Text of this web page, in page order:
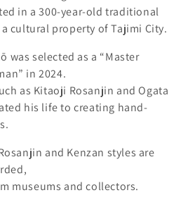
in a 300-year-old traditional
cultural property of Tajimi City.
was selected as a “Master
in 2024.
as Kitaoji Rosanjin and Ogata
his life to creating hand-
and Kenzan styles are
museums and collectors.